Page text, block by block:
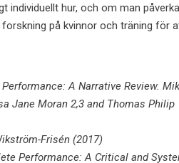
individuellt hur, och om man
på kvinnor och träning för
A Narrative Review.
Jane Moran 2,3 and Thomas Philip
Frisén (2017)
Performance: A Critical and